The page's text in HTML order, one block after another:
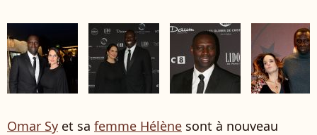
Omar Sy et sa femme Hélène sont à nouveau